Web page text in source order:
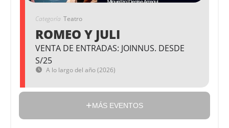
Categoría Teatro
ROMEO Y JULI
VENTA DE ENTRADAS: JOINNUS. DESDE
S/25
A lo largo del año (2026)
MÁS EVENTOS